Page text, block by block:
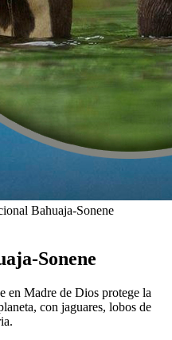
Bahuaja-Sonene
Sonene
en Madre de Dios protege la
con jaguares, lobos de